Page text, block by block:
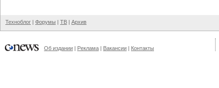
Техноблог | Форумы | ТВ | Архив
Об издании | Реклама | Вакансии | Контакты